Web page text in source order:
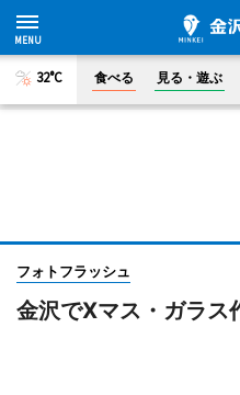
32°C 食べる 見る・遊ぶ
フォトフラッシュ
金沢でXマス・ガラス